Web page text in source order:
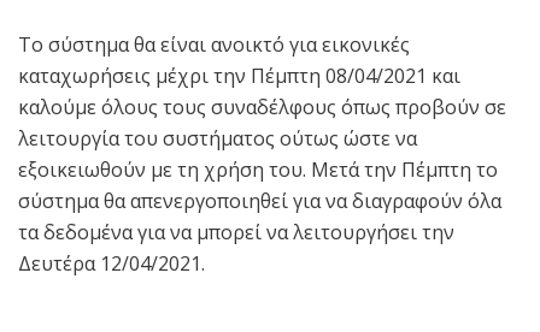
Το σύστημα θα είναι ανοικτό για εικονικές
καταχωρήσεις μέχρι την Πέμπτη 08/04/2021 και
καλούμε όλους τους συναδέλφους όπως προβούν σε
λειτουργία του συστήματος ούτως ώστε να
εξοικειωθούν με τη χρήση του. Μετά την Πέμπτη το
σύστημα θα απενεργοποιηθεί για να διαγραφούν όλα
τα δεδομένα για να μπορεί να λειτουργήσει την
Δευτέρα 12/04/2021.